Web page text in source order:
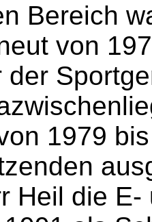
Bereich
von
der
1979
Heil die